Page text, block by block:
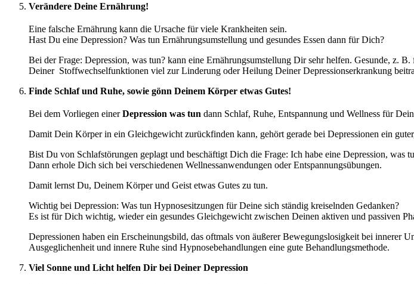
Verändere Deine Ernährung!
Eine falsche Ernährung kann die Ursache für viele Krankheiten sein.
Hast Du eine Depression? Was tun Ernährungsumstellung und gesundes Essen dann für Dich?
Bei der Frage: Depression, was tun? kann eine Ernährungsumstellung Dir sehr helfen. Gesunde, z.
Deiner Stoffwechselfunktionen viel zur Linderung oder Heilung Deiner Depressionserkrankung
Finde Schlaf und Ruhe, sowie gönn Deinem Körper etwas Gutes!
Bei dem Vorliegen einerDepression was tun dann Schlaf, Ruhe, Entspannung und Wellness für
Damit Dein Körper in ein Gleichgewicht zurückfinden kann, gehört gerade bei Depressionen ein
Bist Du von Schlafstörungen geplagt und beschäftigt Dich die Frage: Ich habe eine Depression, was
Dann erhole Dich sich bei verschiedenen Wellnessanwendungen oder Entspannungsübungen.
Damit lernst Du, Deinem Körper und Geist etwas Gutes zu tun.
Wichtig bei Depression: Was tun Hypnosesitzungen für Deine sich ständig kreiselnden Gedanken?
Es ist für Dich wichtig, wieder ein gesundes Gleichgewicht zwischen Deinen aktiven und passiven
Depressionen haben ein Erscheinungsbild, das oftmals von äußerer Bewegungslosigkeit bei innerer
Ausgeglichenheit und innere Ruhe sind Hypnosebehandlungen eine gute Behandlungsmethode.
Viel Sonne und Licht helfen Dir bei Deiner Depression